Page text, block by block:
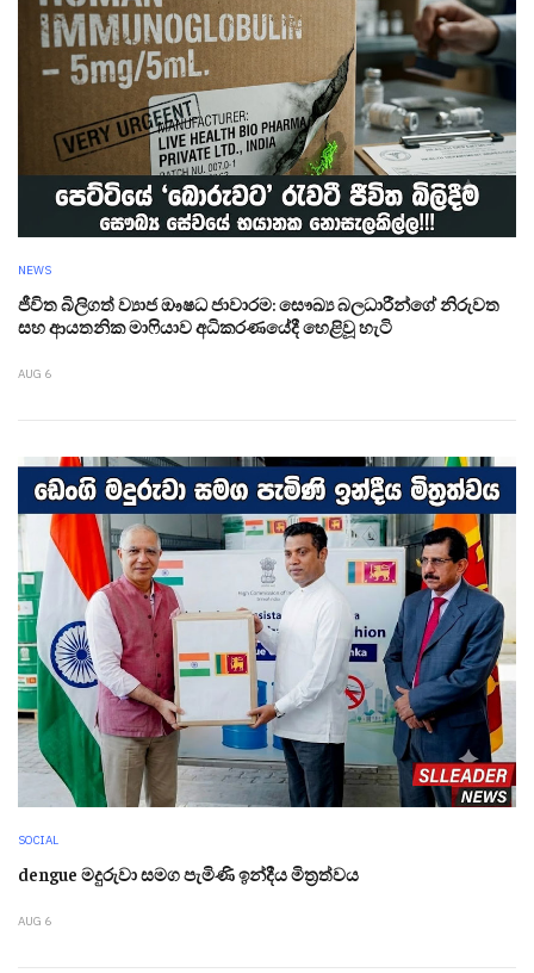
NEWS
ජීවිත බිලිගත් ව්‍යාජ ඖෂධ ජාවාරම: සෞඛ්‍ය බලධාරීන්ගේ නිරුවත
සහ ආයතනික මාෆියාව අධිකරණයේදී හෙළිවූ හැටි
AUG 6
SOCIAL
dengue මදුරුවා සමග පැමිණි ඉන්දීය මිත්‍රත්වය
AUG 6